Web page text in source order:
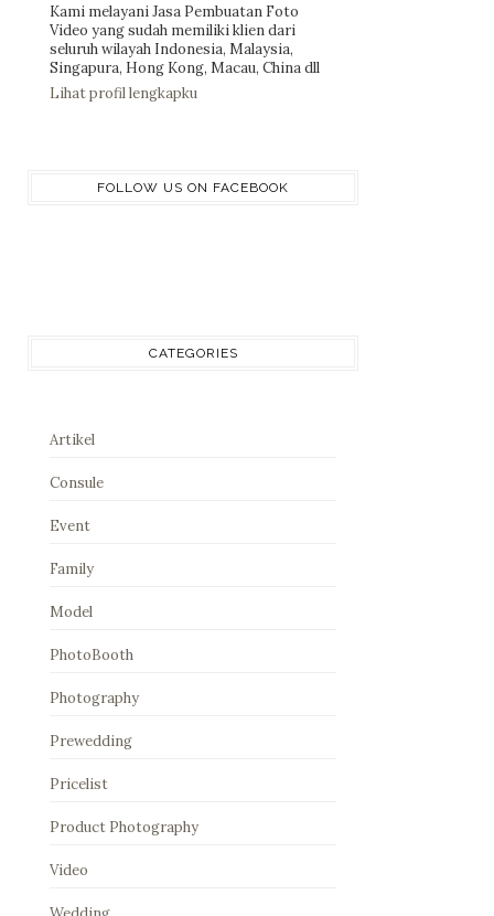
Kami melayani Jasa Pembuatan Foto
Video yang sudah memiliki klien dari
seluruh wilayah Indonesia, Malaysia,
Singapura, Hong Kong, Macau, China dll
Lihat profil lengkapku
FOLLOW US ON FACEBOOK
CATEGORIES
Artikel
Consule
Event
Family
Model
PhotoBooth
Photography
Prewedding
Pricelist
Product Photography
Video